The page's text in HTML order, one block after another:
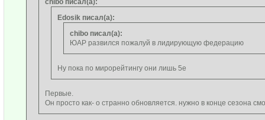
chibo писал(а):
Edosik писал(а):
chibo писал(а):
ЮАР развился пожалуй в лидирующую федерацию
Ну пока по мирорейтингу они лишь 5е
Первые.
Он просто как- о странно обновляется. нужно в конце сезона